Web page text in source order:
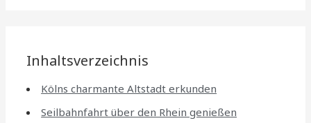
Inhaltsverzeichnis
Kölns charmante Altstadt erkunden
Seilbahnfahrt über den Rhein genießen